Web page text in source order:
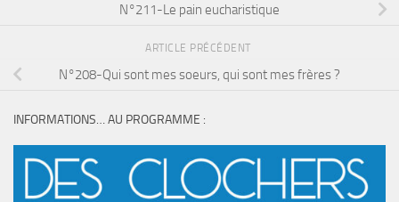
N°211-Le pain eucharistique
ARTICLE PRÉCÉDENT
N°208-Qui sont mes soeurs, qui sont mes frères ?
INFORMATIONS… AU PROGRAMME :